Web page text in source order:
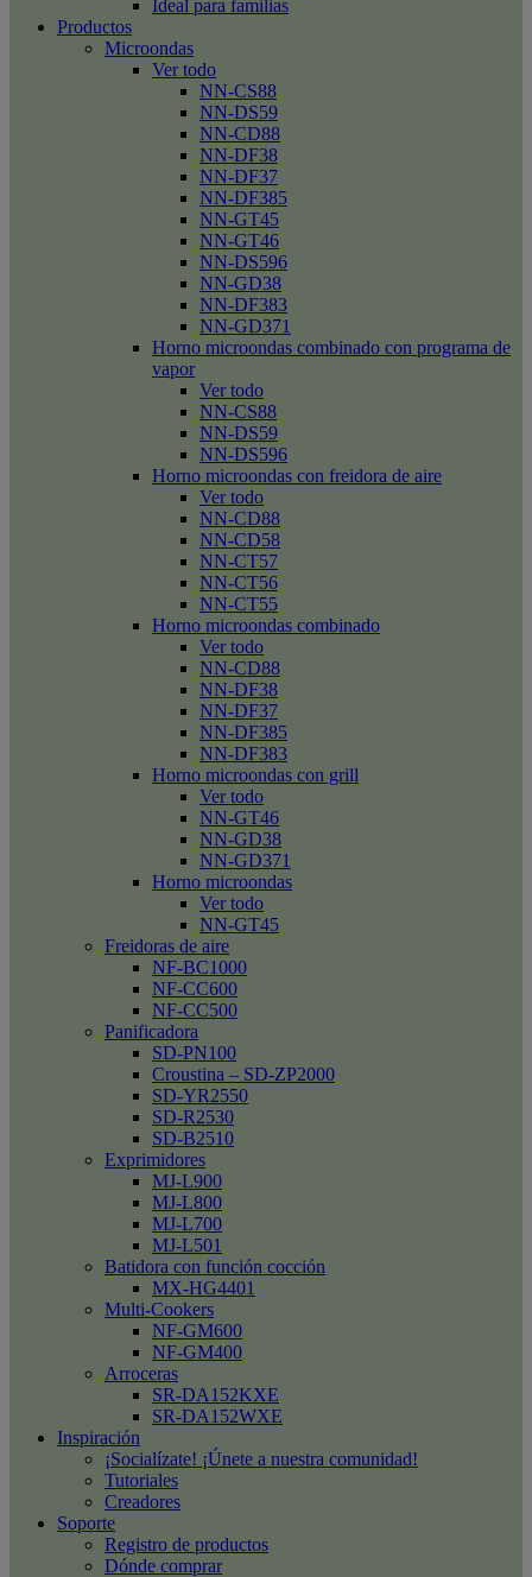
Ideal para familias
Productos
Microondas
Ver todo
NN-CS88
NN-DS59
NN-CD88
NN-DF38
NN-DF37
NN-DF385
NN-GT45
NN-GT46
NN-DS596
NN-GD38
NN-DF383
NN-GD371
Horno microondas combinado con programa de
vapor
Ver todo
NN-CS88
NN-DS59
NN-DS596
Horno microondas con freidora de aire
Ver todo
NN-CD88
NN-CD58
NN-CT57
NN-CT56
NN-CT55
Horno microondas combinado
Ver todo
NN-CD88
NN-DF38
NN-DF37
NN-DF385
NN-DF383
Horno microondas con grill
Ver todo
NN-GT46
NN-GD38
NN-GD371
Horno microondas
Ver todo
NN-GT45
Freidoras de aire
NF-BC1000
NF-CC600
NF-CC500
Panificadora
SD-PN100
Croustina – SD-ZP2000
SD-YR2550
SD-R2530
SD-B2510
Exprimidores
MJ-L900
MJ-L800
MJ-L700
MJ-L501
Batidora con función cocción
MX-HG4401
Multi-Cookers
NF-GM600
NF-GM400
Arroceras
SR-DA152KXE
SR-DA152WXE
Inspiración
¡Socialízate! ¡Únete a nuestra comunidad!
Tutoriales
Creadores
Soporte
Registro de productos
Dónde comprar